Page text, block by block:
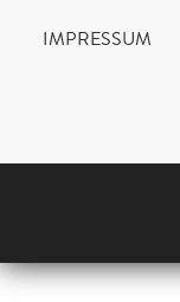
IMPRESSUM